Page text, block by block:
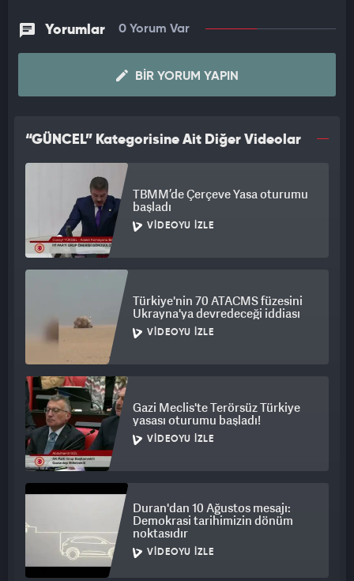
vererek, serinletti. O anlar, cep telefonuyla görüntülendi.
yapılan paylaşımda, "Bir yudum su, bir dünya merhamet.
Çanakkale'de yangından etkilenen oluklu kertenkele,
Dostlarımızın imdadına orman kahramanları yetişti.
Unutmayalım dikkatsizliğimiz sadece ağaçları değil,
dostlarımızı da tehdit ediyor" ifadelerine yer verildi.
Yorumlar 0 Yorum Var
BIR YORUM YAPIN
“GÜNCEL” Kategorisine Ait Diğer Videolar
TBMM’de Çerçeve Yasa oturumu
başladı
VIDEOYU İZLE
Türkiye'nin 70 ATACMS füzesini
Ukrayna'ya devredeceği iddiası
VIDEOYU İZLE
Gazi Meclis'te Terörsüz Türkiye
yasası oturumu başladı!
VIDEOYU İZLE
Duran'dan 10 Ağustos mesajı:
Demokrasi tarihimizin dönüm
noktasıdır
VIDEOYU İZLE